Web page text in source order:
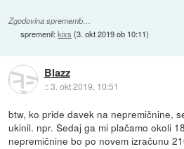
Zgodovina sprememb…
spremenil:kixs (3. okt 2019 ob 10:11)
Blazz
::3. okt 2019, 10:51
btw, ko pride davek na nepremičnine,
ukinil. npr. Sedaj ga mi plačamo okoli
nepremičnine bo po novem izračunu